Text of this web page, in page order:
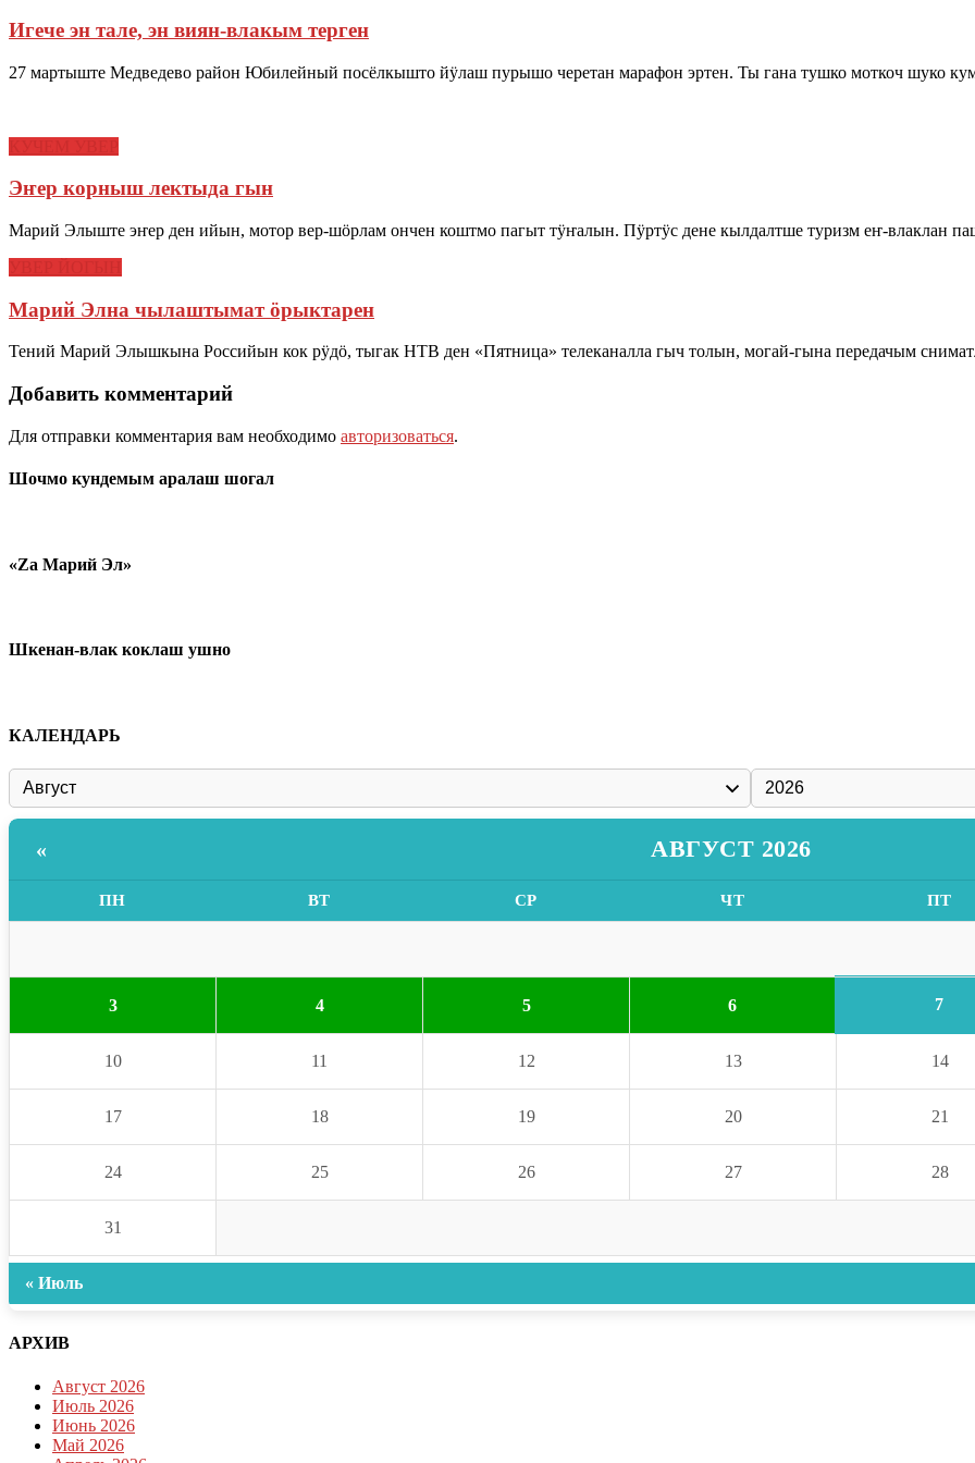
Игече эн тале, эн виян-влакым терген
27 мартыште Медведево район Юбилейный посёлкышто йӱлаш пурышо черетан марафон эртен. Ты гана тушко моткоч шуко
Эҥер корныш лектыда гын
Марий Элыште эҥер ден ийын, мотор вер-шӧрлам ончен коштмо пагыт тӱҥалын. Пӱртӱс дене кылдалтше туризм еҥ-влаклан
Марий Элна чылаштымат ӧрыктарен
Тений Марий Элышкына Российын кок рӱдӧ, тыгак НТВ ден «Пятница» телеканалла гыч толын, могай-гына передачым
Добавить комментарий
Для отправки комментария вам необходимо авторизоваться.
Шочмо кундемым аралаш шогал
«Zа Марий Эл»
Шкенан-влак коклаш ушно
КАЛЕНДАРЬ
« АВГУСТ 2026
ПН ВТ СР ЧТ ПТ
3 4 5 6 7
10 11 12 13 14
17 18 19 20 21
24 25 26 27 28
31
« Июль
АРХИВ
Август 2026
Июль 2026
Июнь 2026
Май 2026